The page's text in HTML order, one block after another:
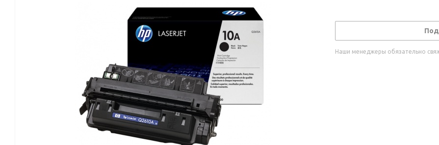
Под
Наши менеджеры обязательно